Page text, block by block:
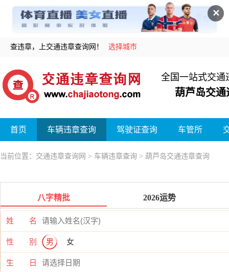
✕
查违章，上交通违章查询网！ 选择城市
全国一站式交通
葫芦岛交通
首页 车辆违章查询 驾驶证查询 车管所
当前位置： 交通违章查询网 > 车辆违章查询 > 葫芦岛交通违章查询
八字精批 2026运势
姓 名
性 别 男 女
生 日